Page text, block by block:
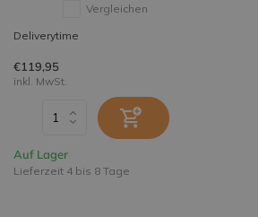
Vergleichen
Deliverytime
€119,95
inkl. MwSt.
Auf Lager
Lieferzeit 4 bis 8 Tage